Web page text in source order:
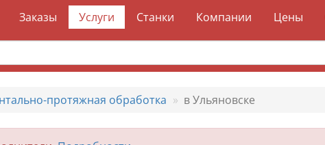
Заказы Услуги Станки Компании Цены
протяжная обработка в Ульяновске